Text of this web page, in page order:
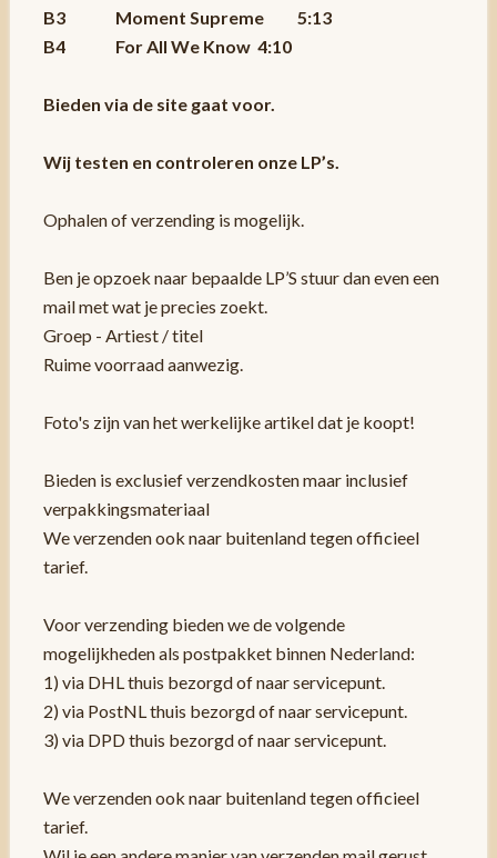
B3 Moment Supreme 5:13
B4 For All We Know 4:10
Bieden via de site gaat voor.
Wij testen en controleren onze LP’s.
Ophalen of verzending is mogelijk.
Ben je opzoek naar bepaalde LP’S stuur dan even een
mail met wat je precies zoekt.
Groep - Artiest / titel
Ruime voorraad aanwezig.
Foto's zijn van het werkelijke artikel dat je koopt!
Bieden is exclusief verzendkosten maar inclusief
verpakkingsmateriaal
We verzenden ook naar buitenland tegen officieel
tarief.
Voor verzending bieden we de volgende
mogelijkheden als postpakket binnen Nederland:
1) via DHL thuis bezorgd of naar servicepunt.
2) via PostNL thuis bezorgd of naar servicepunt.
3) via DPD thuis bezorgd of naar servicepunt.
We verzenden ook naar buitenland tegen officieel
tarief.